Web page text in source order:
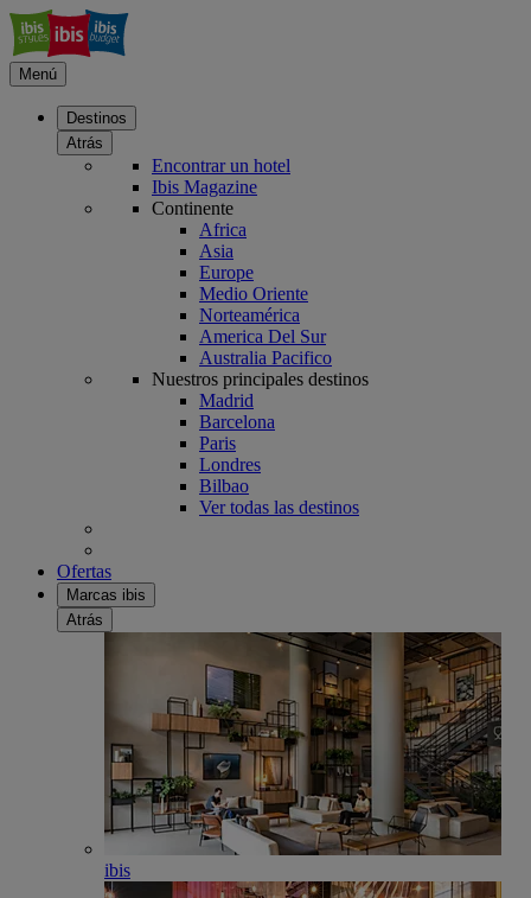
Menú
Destinos
Atrás
Encontrar un hotel
Ibis Magazine
Continente
Africa
Asia
Europe
Medio Oriente
Norteamérica
America Del Sur
Australia Pacifico
Nuestros principales destinos
Madrid
Barcelona
Paris
Londres
Bilbao
Ver todas las destinos
Ofertas
Marcas ibis
Atrás
ibis